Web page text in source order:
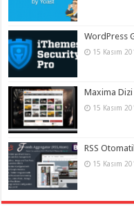
WordPress
15 Kasım
Maxima
15 Kasım
RSS
15 Kasım